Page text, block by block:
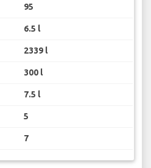
95
6.5 l
2339 l
300 l
7.5 l
5
7